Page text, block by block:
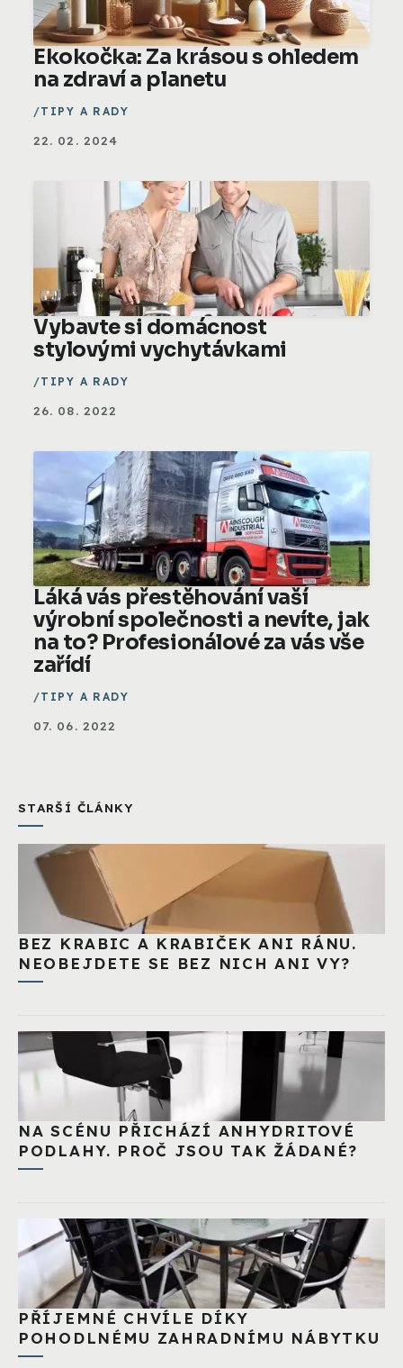
Ekokočka: Za krásou s ohledem
na zdraví a planetu
TIPY A RADY
22. 02. 2024
Vybavte si domácnost
stylovými vychytávkami
TIPY A RADY
26. 08. 2022
Láká vás přestěhování vaší
výrobní společnosti a nevíte, jak
na to? Profesionálové za vás vše
zařídí
TIPY A RADY
07. 06. 2022
STARŠÍ ČLÁNKY
BEZ KRABIC A KRABIČEK ANI RÁNU.
NEOBEJDETE SE BEZ NICH ANI VY?
NA SCÉNU PŘICHÁZÍ ANHYDRITOVÉ
PODLAHY. PROČ JSOU TAK ŽÁDANÉ?
PŘÍJEMNÉ CHVÍLE DÍKY
POHODLNÉMU ZAHRADNÍMU NÁBYTKU